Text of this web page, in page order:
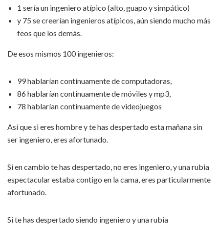
1 sería un ingeniero atípico (alto, guapo y simpático)
y 75 se creerían ingenieros atípicos, aún siendo mucho más
feos que los demás.
De esos mismos 100 ingenieros:
99 hablarían continuamente de computadoras,
86 hablarían continuamente de móviles y mp3,
78 hablarían continuamente de videojuegos
Así que si eres hombre y te has despertado esta mañana sin
ser ingeniero, eres afortunado.
Si en cambio te has despertado, no eres ingeniero, y una rubia
espectacular estaba contigo en la cama, eres particularmente
afortunado.
Si te has despertado siendo ingeniero y una rubia